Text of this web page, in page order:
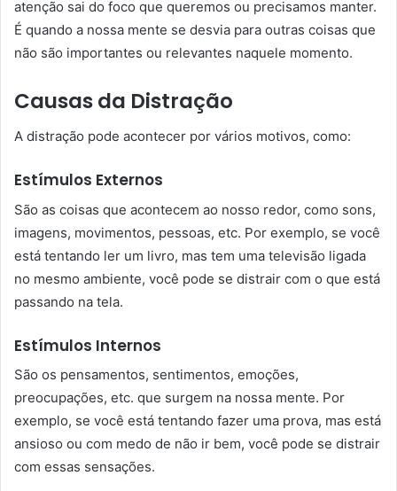
atenção sai do foco que queremos ou precisamos manter.
É quando a nossa mente se desvia para outras coisas que
não são importantes ou relevantes naquele momento.
Causas da Distração
A distração pode acontecer por vários motivos, como:
Estímulos Externos
São as coisas que acontecem ao nosso redor, como sons,
imagens, movimentos, pessoas, etc. Por exemplo, se você
está tentando ler um livro, mas tem uma televisão ligada
no mesmo ambiente, você pode se distrair com o que está
passando na tela.
Estímulos Internos
São os pensamentos, sentimentos, emoções,
preocupações, etc. que surgem na nossa mente. Por
exemplo, se você está tentando fazer uma prova, mas está
ansioso ou com medo de não ir bem, você pode se distrair
com essas sensações.